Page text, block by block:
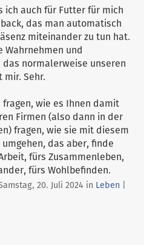
ich auch für Futter für mich
das man automatisch
miteinander zu tun hat.
Wahrnehmen und
das normalerweise unseren
mir. Sehr.
fragen, wie es Ihnen damit
Firmen (also dann in der
fragen, wie sie mit diesem
das aber, finde
fürs Zusammenleben,
fürs Wohlbefinden.
20. Juli 2024 in Kategorien:
Leben